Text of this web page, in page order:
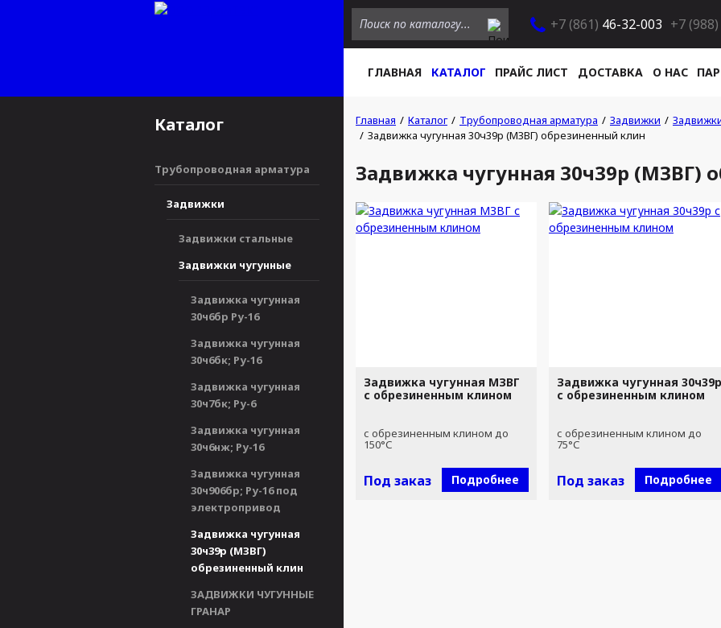
+7 (861) 46-32-003 +7 (988)
ГЛАВНАЯ КАТАЛОГ ПРАЙС ЛИСТ ДОСТАВКА О НАС
Каталог
Трубопроводная арматура
Задвижки
Задвижки стальные
Задвижки чугунные
Задвижка чугунная
30ч6бр Ру-16
Задвижка чугунная
30ч6бк; Ру-16
Задвижка чугунная
30ч7бк; Ру-6
Задвижка чугунная
30ч6нж; Ру-16
Задвижка чугунная
30ч906бр; Ру-16 под
электропривод
Задвижка чугунная
30ч39р (МЗВГ)
обрезиненный клин
ЗАДВИЖКИ ЧУГУННЫЕ
ГРАНАР
Главная Каталог Трубопроводная арматура Задвижки
Задвижка чугунная 30ч39р (МЗВГ) обрезиненный клин
Задвижка чугунная 30ч39р (МЗВГ)
Задвижка чугунная МЗВГ
с обрезиненным клином
с обрезиненным клином до
150°С
Под заказ Подробнее
Задвижка чугунная 30ч39р
с обрезиненным клином
с обрезиненным клином до
75°С
Под заказ Подробнее